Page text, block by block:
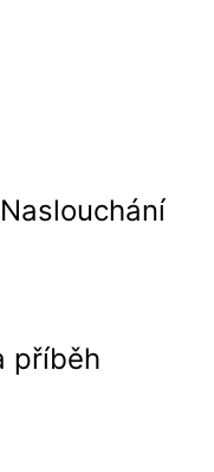
příběh